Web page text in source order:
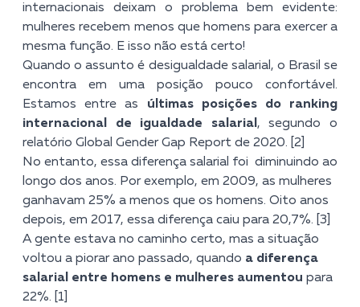
internacionais deixam o problema bem evidente:
mulheres recebem menos que homens para exercer a
mesma função. E isso não está certo!
Quando o assunto é desigualdade salarial, o Brasil se
encontra em uma posição pouco confortável.
Estamos entre as últimas posições do ranking
internacional de igualdade salarial , segundo o
relatório Global Gender Gap Report de 2020. [2]
No entanto, essa diferença salarial foi diminuindo ao
longo dos anos. Por exemplo, em 2009, as mulheres
ganhavam 25% a menos que os homens. Oito anos
depois, em 2017, essa diferença caiu para 20,7%. [3]
A gente estava no caminho certo, mas a situação
voltou a piorar ano passado, quando a diferença
salarial entre homens e mulheres aumentou para
22%. [1]